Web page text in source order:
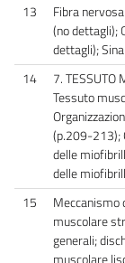
13
Fibra
(no dettagli);
dettagli);
14
7. TESSUTO
Tessuto
(p.209-213);
delle
delle
15
Meccanismo
muscolare
generali;